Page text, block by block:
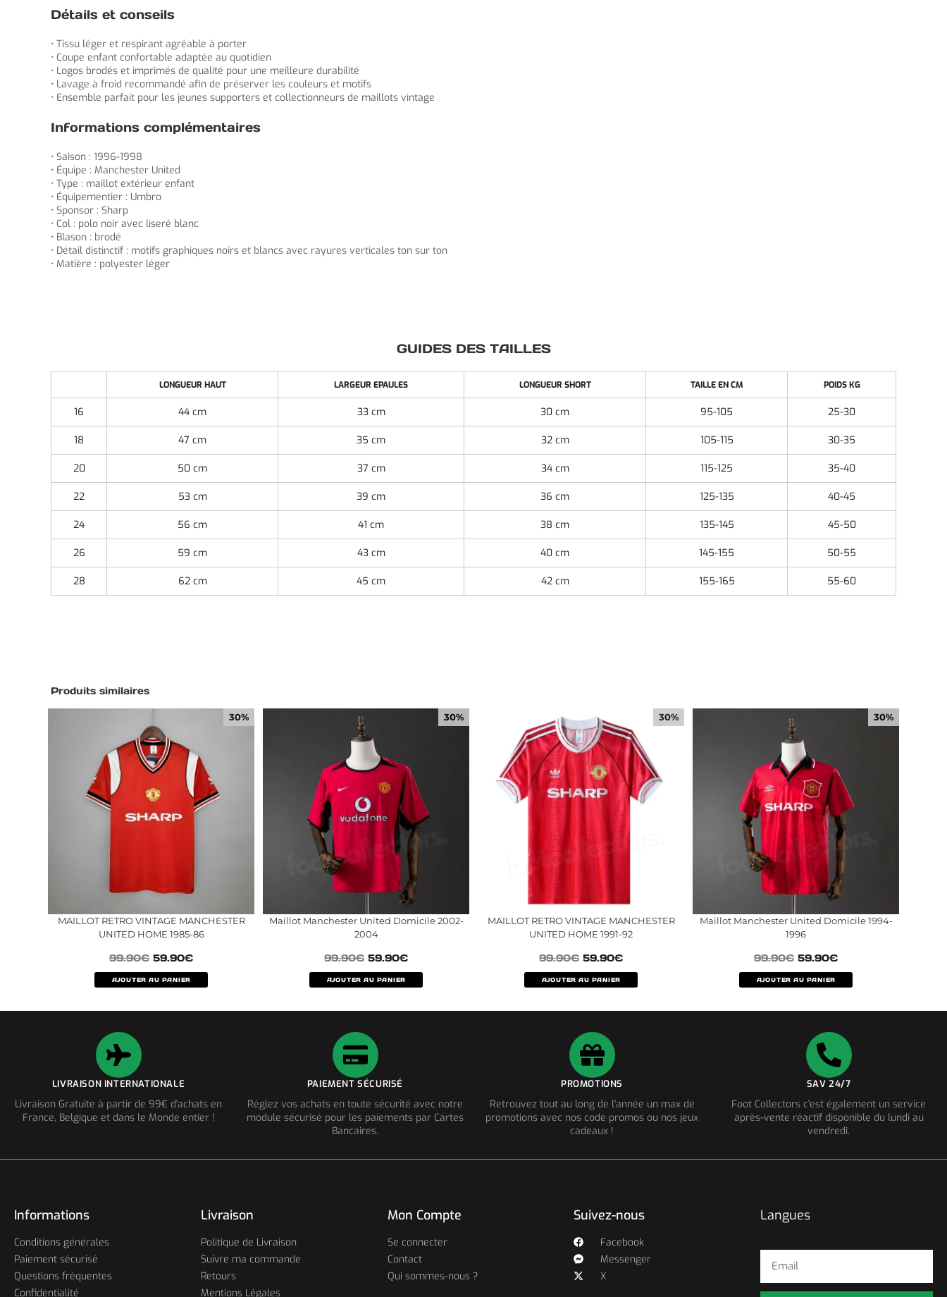
Détails et conseils
• Tissu léger et respirant agréable à porter
• Coupe enfant confortable adaptée au quotidien
• Logos brodés et imprimés de qualité pour une meilleure durabilité
• Lavage à froid recommandé afin de préserver les couleurs et motifs
• Ensemble parfait pour les jeunes supporters et collectionneurs de maillots vintage
Informations complémentaires
• Saison : 1996-1998
• Équipe : Manchester United
• Type : maillot extérieur enfant
• Équipementier : Umbro
• Sponsor : Sharp
• Col : polo noir avec liseré blanc
• Blason : brodé
• Détail distinctif : motifs graphiques noirs et blancs avec rayures verticales ton sur ton
• Matière : polyester léger
GUIDES DES TAILLES
LONGUEUR HAUT LARGEUR EPAULES LONGUEUR SHORT TAILLE EN CM POIDS KG
16 44 cm 33 cm 30 cm 95-105 25-30
18 47 cm 35 cm 32 cm 105-115 30-35
20 50 cm 37 cm 34 cm 115-125 35-40
22 53 cm 39 cm 36 cm 125-135 40-45
24 56 cm 41 cm 38 cm 135-145 45-50
26 59 cm 43 cm 40 cm 145-155 50-55
28 62 cm 45 cm 42 cm 155-165 55-60
Produits similaires
30%
MAILLOT RETRO VINTAGE MANCHESTER
UNITED HOME 1985-86
99.90€ 59.90€
AJOUTER AU PANIER
30%
Maillot Manchester United Domicile 2002-
2004
99.90€ 59.90€
AJOUTER AU PANIER
30%
MAILLOT RETRO VINTAGE MANCHESTER
UNITED HOME 1991-92
99.90€ 59.90€
AJOUTER AU PANIER
30%
Maillot Manchester United Domicile 1994-
1996
99.90€ 59.90€
AJOUTER AU PANIER
LIVRAISON INTERNATIONALE
Livraison Gratuite à partir de 99€ d'achats en
France, Belgique et dans le Monde entier !
PAIEMENT SÉCURISÉ
Réglez vos achats en toute sécurité avec notre
module sécurisé pour les paiements par Cartes
Bancaires.
PROMOTIONS
Retrouvez tout au long de l'année un max de
promotions avec nos code promos ou nos jeux
cadeaux !
SAV 24/7
Foot Collectors c'est également un service
après-vente réactif disponible du lundi au
vendredi.
Informations
Conditions générales
Paiement sécurisé
Questions fréquentes
Confidentialité
Livraison
Politique de Livraison
Suivre ma commande
Retours
Mentions Légales
Mon Compte
Se connecter
Contact
Qui sommes-nous ?
Suivez-nous
Facebook
Messenger
X
Langues